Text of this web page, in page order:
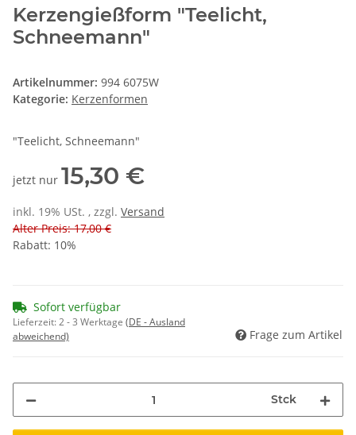
Kerzengießform "Teelicht,
Schneemann"
Artikelnummer: 994 6075W
Kategorie: Kerzenformen
"Teelicht, Schneemann"
jetzt nur 15,30 €
inkl. 19% USt. , zzgl. Versand
Alter Preis: 17,00 €
Rabatt: 10%
Sofort verfügbar
Lieferzeit:2 - 3 Werktage (DE - Ausland
abweichend)
Frage zum Artikel
Stck